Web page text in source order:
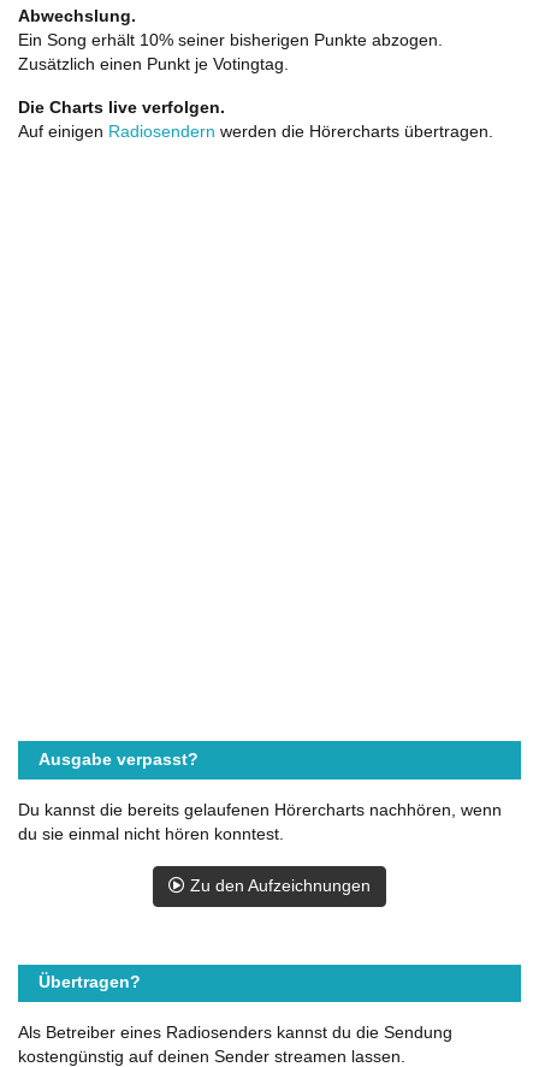
Abwechslung.
Ein Song erhält 10% seiner bisherigen Punkte abzogen.
Zusätzlich einen Punkt je Votingtag.
Die Charts live verfolgen.
Auf einigen Radiosendern werden die Hörercharts übertragen.
Ausgabe verpasst?
Du kannst die bereits gelaufenen Hörercharts nachhören, wenn
du sie einmal nicht hören konntest.
Zu den Aufzeichnungen
Übertragen?
Als Betreiber eines Radiosenders kannst du die Sendung
kostengünstig auf deinen Sender streamen lassen.